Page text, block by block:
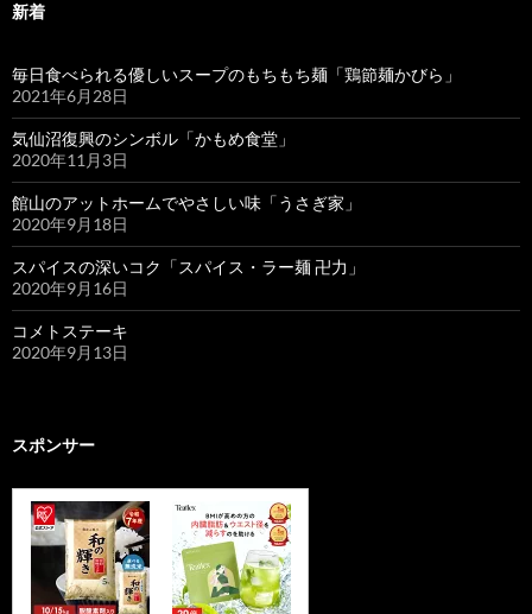
新着
毎日食べられる優しいスープのもちもち麺「鶏節麺かびら」
2021年6月28日
気仙沼復興のシンボル「かもめ食堂」
2020年11月3日
館山のアットホームでやさしい味「うさぎ家」
2020年9月18日
スパイスの深いコク「スパイス・ラー麺 卍力」
2020年9月16日
コメトステーキ
2020年9月13日
スポンサー